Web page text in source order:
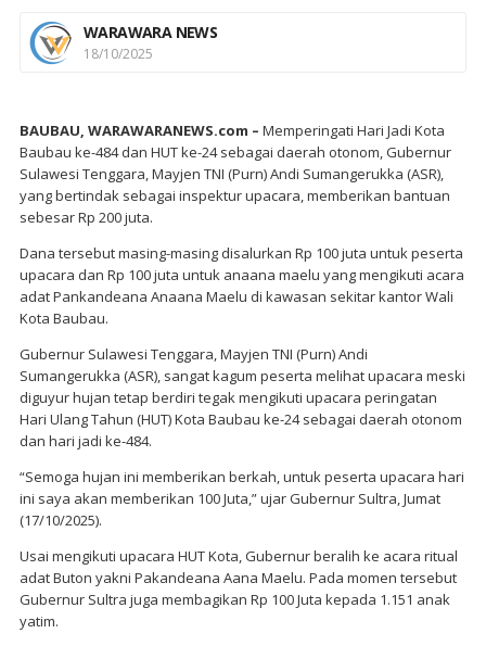
WARAWARA NEWS
18/10/2025
BAUBAU, WARAWARANEWS.com – Memperingati Hari Jadi Kota
Baubau ke-484 dan HUT ke-24 sebagai daerah otonom, Gubernur
Sulawesi Tenggara, Mayjen TNI (Purn) Andi Sumangerukka (ASR),
yang bertindak sebagai inspektur upacara, memberikan bantuan
sebesar Rp 200 juta.
Dana tersebut masing-masing disalurkan Rp 100 juta untuk peserta
upacara dan Rp 100 juta untuk anaana maelu yang mengikuti acara
adat Pankandeana Anaana Maelu di kawasan sekitar kantor Wali
Kota Baubau.
Gubernur Sulawesi Tenggara, Mayjen TNI (Purn) Andi
Sumangerukka (ASR), sangat kagum peserta melihat upacara meski
diguyur hujan tetap berdiri tegak mengikuti upacara peringatan
Hari Ulang Tahun (HUT) Kota Baubau ke-24 sebagai daerah otonom
dan hari jadi ke-484.
“Semoga hujan ini memberikan berkah, untuk peserta upacara hari
ini saya akan memberikan 100 Juta,” ujar Gubernur Sultra, Jumat
(17/10/2025).
Usai mengikuti upacara HUT Kota, Gubernur beralih ke acara ritual
adat Buton yakni Pakandeana Aana Maelu. Pada momen tersebut
Gubernur Sultra juga membagikan Rp 100 Juta kepada 1.151 anak
yatim.